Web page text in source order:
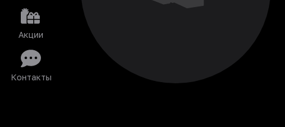
Акции
Контакты